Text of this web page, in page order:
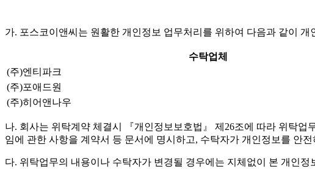
가. 포스코이앤씨는 원활한 개인정보 업무처리를 위하여 다음과 같이
수탁업체
(주)엔티파크
(주)포애드원
(주)히어앤나우
나. 회사는 위탁계약 체결시 『개인정보보호법』 제26조에 따라 위탁업
임에 관한 사항을 계약서 등 문서에 명시하고, 수탁자가 개인정보를 안
다. 위탁업무의 내용이나 수탁자가 변경될 경우에는 지체없이 본 개인